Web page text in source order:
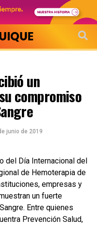
un
compromiso
junio de 2019
del Día Internacional del
de Hemoterapia de
empresas y
un fuerte
Entre quienes
Prevención Salud,